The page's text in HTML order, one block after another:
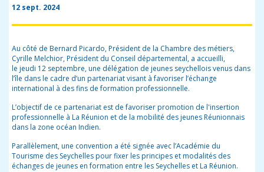
12 sept. 2024
Au côté de Bernard Picardo, Président de la Chambre des métiers,
Cyrille Melchior, Président du Conseil départemental, a accueilli,
le jeudi 12 septembre, une délégation de jeunes seychellois venus dans
l’île dans le cadre d’un partenariat visant à favoriser l’échange
international à des fins de formation professionnelle.
L’objectif de ce partenariat est de favoriser promotion de l'insertion
professionnelle à La Réunion et de la mobilité des jeunes Réunionnais
dans la zone océan Indien.
Parallèlement, une convention a été signée avec l’Académie du
Tourisme des Seychelles pour fixer les principes et modalités des
échanges de jeunes en formation entre les Seychelles et La Réunion.